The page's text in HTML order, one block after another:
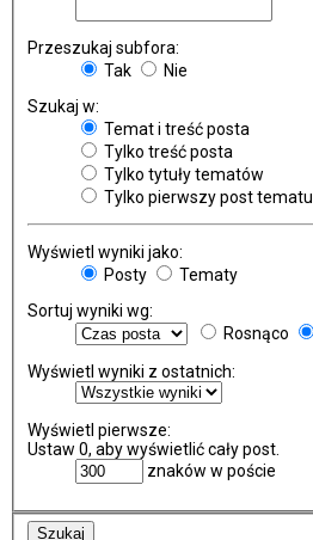
Przeszukaj subfora:
Tak
Nie
Szukaj w:
Temat i treść posta
Tylko treść posta
Tylko tytuły tematów
Tylko pierwszy post tematu
Wyświetl wyniki jako:
Posty
Tematy
Sortuj wyniki wg:
Rosnąco
Wyświetl wyniki z ostatnich:
Wyświetl pierwsze:
Ustaw 0, aby wyświetlić cały post.
znaków w poście